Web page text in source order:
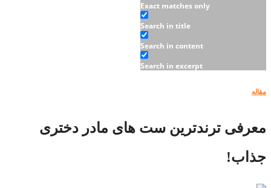
Exact matches only
Search in title
Search in content
Search in excerpt
مقاله
معرفی ترندترین ست ‌های مادر دختری
جذاب!